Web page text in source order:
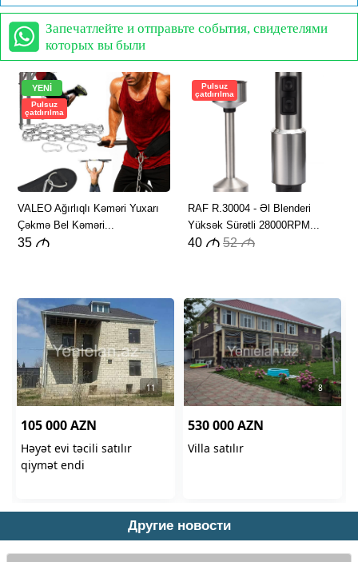
Запечатлейте и отправьте события, свидетелями
которых вы были
Другие новости